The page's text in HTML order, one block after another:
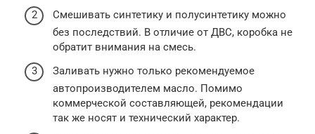
Смешивать синтетику и полусинтетику можно
без последствий. В отличие от ДВС, коробка не
обратит внимания на смесь.
Заливать нужно только рекомендуемое
автопроизводителем масло. Помимо
коммерческой составляющей, рекомендации
так же носят и технический характер.